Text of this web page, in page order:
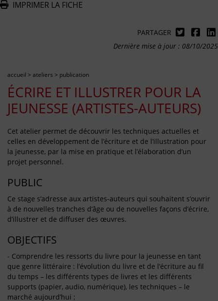
IMPRIMER LA FICHE
PARTAGER
Dernière mise à jour : 08/10/2025
accueil > ateliers > publication
ÉCRIRE ET ILLUSTRER POUR LA
JEUNESSE (ARTISTES-AUTEURS)
Cet atelier permet de découvrir les techniques actuelles et
celles en développement de l’écriture et de l’illustration pour
la jeunesse, par la mise en pratique et l’élaboration d’un
projet personnel.
PUBLIC
Ce stage s’adresse aux artistes-auteurs qui souhaitent s’ouvrir
à de nouvelles tranches d’âge ou de nouvelles façons d’écrire,
d’illustrer et de diffuser des œuvres.
OBJECTIFS
- Comprendre les ressorts du livre pour la jeunesse en tant
que genre littéraire : l’évolution du livre et de l’écriture au fil
du temps – les différents types de livres et les différents
supports (papier, audio, numérique), les techniques – le
marché aujourd’hui ;